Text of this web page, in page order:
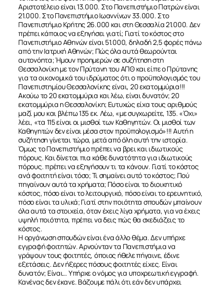
Αριστοτέλειο είναι 13.000. Στο Πανεπιστήμιο Πατρών είναι
21.000. Στο Πανεπιστήμιο Ιωαννίνων 33.000. Στο
Πανεπιστήμιο Κρήτης 26.000 και στη Θεσσαλία 21.000. Δεν
πρέπει κάποιος να εξηγήσει γιατί; Γιατί το κόστος στο
Πανεπιστήμιο Αθηνών είναι 51.000, δηλαδή 2,5 φορές πάνω
από την Ιατρική Αθηνών; Πώς όλα αυτά θεωρούνται
αυτονόητα; Ήμουν προημερών σε συζήτηση στη
Θεσσαλονίκη με τον Πρύτανη του ΑΠΘ και είπε ο Πρύτανης
για τα οικονομικά του ιδρύματος ότι ο προϋπολογισμός του
Πανεπιστημίου Θεσσαλονίκης είναι, 20 εκατομμύρια!!!
Ακούω το 20 εκατομμύρια και λέω, είναι δυνατόν; 20
εκατομμύρια η Θεσσαλονίκη; Ευτυχώς είχα τους αριθμούς
μαζί μου και βλέπω 135 εκ. Λέω, «με συγχωρείτε, 135. «Όχι»
λέει, «τα 115 είναι οι μισθοί των Καθηγητών. Οι μισθοί των
Καθηγητών δεν είναι μέσα στον προϋπολογισμό»!!! Αυτή η
συζήτηση γίνεται τώρα, μετά από όλη αυτή την ιστορία.
Όμως το Πανεπιστήμιο πρέπει να βρει και ιδιωτικούς
πόρους. Και δίνεται πια κάθε δυνατότητα για ιδιωτικούς
πόρους. πρέπει να εξηγήσουν τι τα κάνουν. Γιατί το κόστος
ανά φοιτητή είναι τόσο; Τι σημαίνει αυτό το κόστος; Πού
πηγαίνουν αυτά τα χρήματα; Πόσο είναι το διοικητικό
κόστος, πόσο είναι το λειτουργικό, πόσο είναι το ερευνητικό,
πόσο είναι τα υλικά; Γιατί στην ποιότητα σπουδών μπαίνουν
όλα αυτά τα στοιχεία, όταν έχεις λίγα χρήματα, για να έχεις
υψηλή ποιότητα, πρέπει να δεις πώς θα σχεδιάζεις το
κόστος.
Η οργάνωση σπουδών είναι ένα άλλο θέμα. Δεν υπήρχε
εγγραφή φοιτητών. Αρνούνταν τα Πανεπιστήμια να
γράψουν τους φοιτητές, όποιος ήθελε πήγαινε, έδινε
εξετάσεις. Δεν ήξερες πόσους φοιτητές είχες. Είναι
δυνατόν; Είναι… Υπήρχε ο νόμος για υποχρεωτική εγγραφή.
Κανένας δεν έκανε. Βάζουμε πάλι ότι εάν δεν υπάρχει